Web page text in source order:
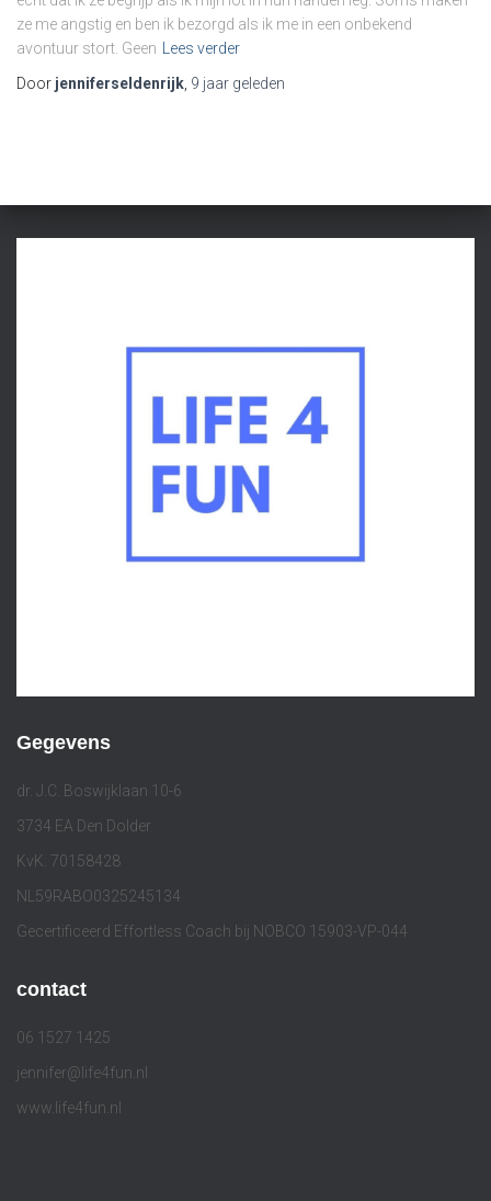
ze me angstig en ben ik bezorgd als ik me in een onbekend
avontuur stort. Geen Lees verder
Door jenniferseldenrijk 9 jaar geleden
Gegevens
dr. J.C. Boswijklaan 10-6
3734 EA Den Dolder
KvK: 70158428
NL59RABO0325245134
Gecertificeerd Effortless Coach bij NOBCO 15903-VP-044
contact
06 1527 1425
jennifer@life4fun.nl
www.life4fun.nl